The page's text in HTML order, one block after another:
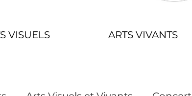
VISUELS ARTS VIVANTS